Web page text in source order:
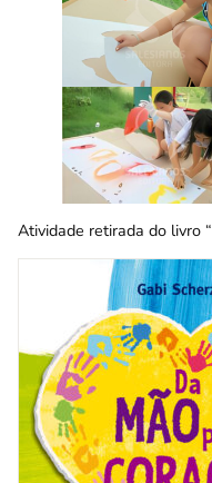
Atividade retirada do livro